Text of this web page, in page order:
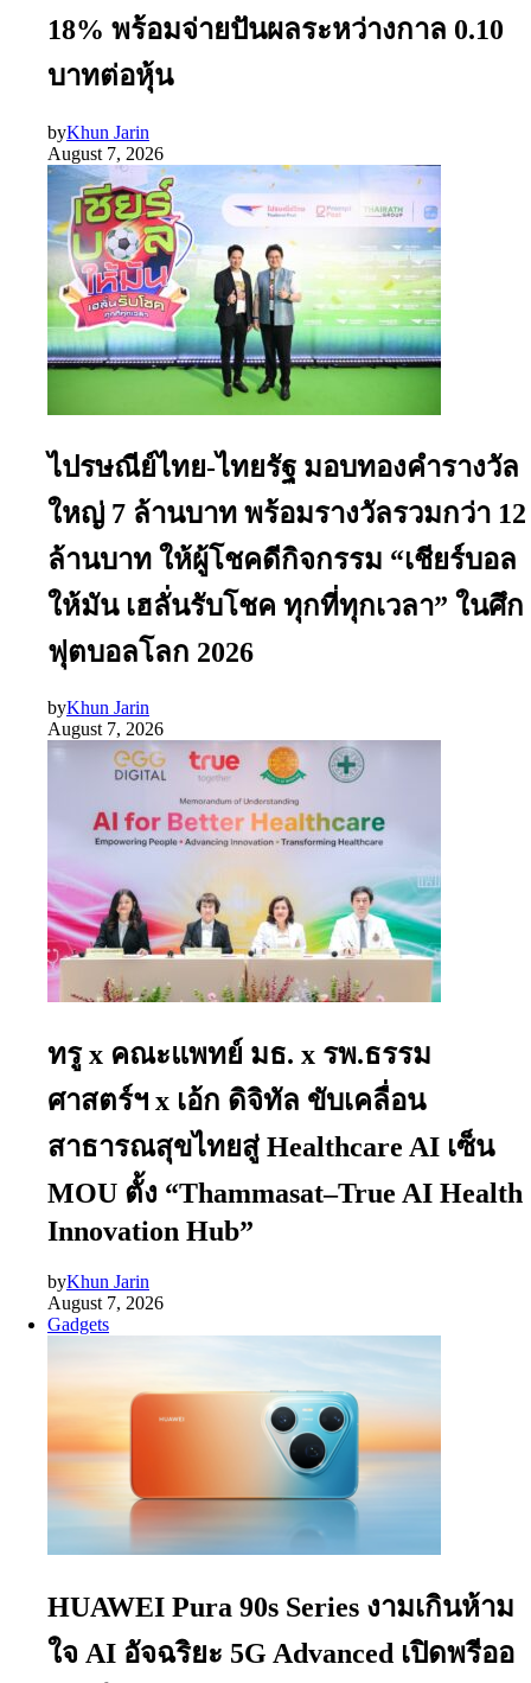
18% พร้อมจ่ายปันผลระหว่างกาล 0.10
บาทต่อหุ้น
byKhun Jarin
August 7, 2026
ไปรษณีย์ไทย-ไทยรัฐ มอบทองคำรางวัล
ใหญ่ 7 ล้านบาท พร้อมรางวัลรวมกว่า 12
ล้านบาท ให้ผู้โชคดีกิจกรรม “เชียร์บอล
ให้มัน เฮลั่นรับโชค ทุกที่ทุกเวลา” ในศึก
ฟุตบอลโลก 2026
byKhun Jarin
August 7, 2026
ทรู x คณะแพทย์ มธ. x รพ.ธรรม
ศาสตร์ฯ x เอ้ก ดิจิทัล ขับเคลื่อน
สาธารณสุขไทยสู่ Healthcare AI เซ็น
MOU ตั้ง “Thammasat–True AI Health
Innovation Hub”
byKhun Jarin
August 7, 2026
Gadgets
HUAWEI Pura 90s Series งามเกินห้าม
ใจ AI อัจฉริยะ 5G Advanced เปิดพรีออ